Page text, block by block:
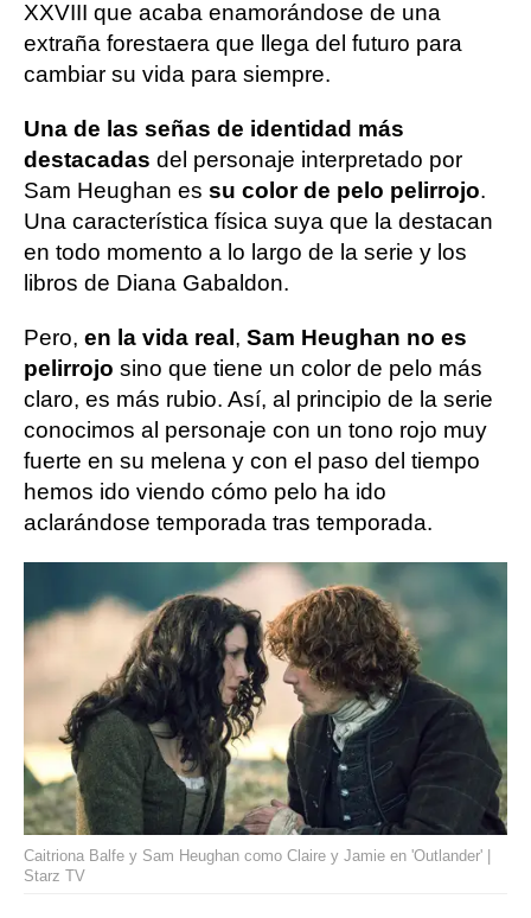
XXVIII que acaba enamorándose de una
extraña forestaera que llega del futuro para
cambiar su vida para siempre.
Una de las señas de identidad más
destacadas del personaje interpretado por
Sam Heughan es su color de pelo pelirrojo.
Una característica física suya que la destacan
en todo momento a lo largo de la serie y los
libros de Diana Gabaldon.
Pero, en la vida real , Sam Heughan no es
pelirrojo sino que tiene un color de pelo más
claro, es más rubio. Así, al principio de la serie
conocimos al personaje con un tono rojo muy
fuerte en su melena y con el paso del tiempo
hemos ido viendo cómo pelo ha ido
aclarándose temporada tras temporada.
Caitriona Balfe y Sam Heughan como Claire y Jamie en 'Outlander' |
Starz TV